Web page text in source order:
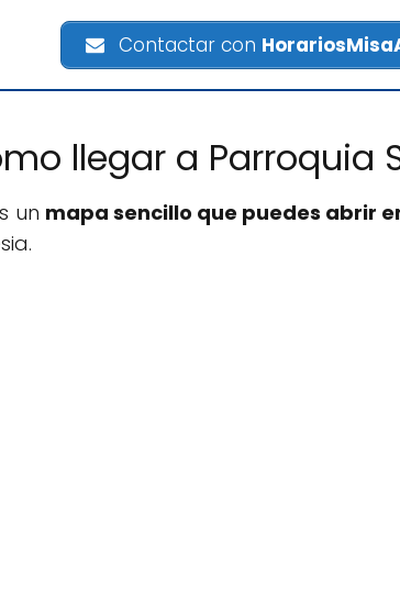
Contactar con
llegar a Parroquia
un mapa sencillo que puedes abrir